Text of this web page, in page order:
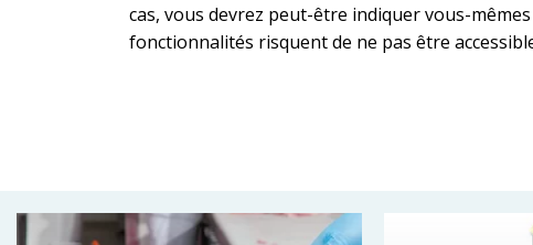
cas, vous devrez peut-être indiquer vous-
fonctionnalités risquent de ne pas être